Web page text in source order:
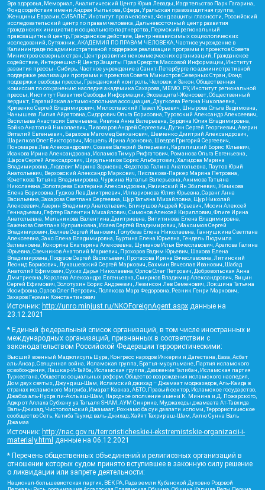
Эра здоровья, Мемориал, Аналитический Центр Юрия Левады, Издательство Парк Гагарина,
Фонд содействия имени Андрея Рылькова, Сфера, Уральская правозащитная группа,
Женщины Евразии, СИБАЛЬТ, Институт прав человека, Фонд защиты гласности, Российский
исследовательский центр по правам человека, Дальневосточный центр развития
гражданских инициатив и социального партнерства, Пермский региональный
правозащитный центр, Гражданское действие, Центр независимых социологических
исследований, Сутяжник, АКАДЕМИЯ ПО ПРАВАМ ЧЕЛОВЕКА, Частное учреждение в
Калининграде по административной поддержке реализации программ и проектов Совета
Министров северных стран, Центр развития некоммерческих организаций, Гражданское
содействие, Интернешнл-Р, Центр Защиты Прав Средств Массовой Информации, Институт
развития прессы - Сибирь, Частное учреждение в Санкт-Петербурге по административной
поддержке реализации программ и проектов Совета Министров Северных Стран, Фонд
поддержки свободы прессы, Гражданский контроль, Человек и Закон, Общественная
комиссия по сохранению наследия академика Сахарова, МЕМО. РУ, Институт региональной
прессы, Институт Развития Свободы Информации, Экозащита!-Женсовет, Общественный
вердикт, Евразийская антимонопольная ассоциация, Дзугкоева Регина Николаевна,
Кривенко Сергей Владимирович, Милославский Павел Юрьевич, Шнырова Ольга Вадимовна,
Чанышева Лилия Айратовна, Сидорович Ольга Борисовна, Туровский Александр Алексеевич,
Васильева Анастасия Евгеньевна, Ривина Анна Валерьевна, Бурдина Юлия Владимировна,
Бойко Анатолий Николаевич, Пивоваров Андрей Сергеевич, Дугин Сергей Георгиевич, Аверин
Виталий Евгеньевич, Барахоев Магомед Бекханович, Шевченко Дмитрий Александрович,
Шарипков Олег Викторович, Мошель Ирина Ароновна, Шведов Григорий Сергеевич,
Пономарев Лев Александрович, Созаев Валерий Валерьевич, Каргалицкий Борис Юльевич,
Исакова Ирина Александровна, Исламов Тимур Рифгатович, Романова Ольга Евгеньевна,
Щаров Сергей Алексадрович, Цирульников Борис Альбертович, Халидова Марина
Владимировна, Людевиг Марина Зариевна, Федотова Галина Анатольевна, Паутов Юрий
Анатольевич, Верховский Александр Маркович, Пислакова-Паркер Марина Петровна,
Кочеткова Татьяна Владимировна, Чуркина Наталья Валерьевна, Акимова Татьяна
Николаевна, Золотарева Екатерина Александровна, Рачинский Ян Збигневич, Жемкова
Елена Борисовна, Гудков Лев Дмитриевич, Илларионова Юлия Юрьевна, Саранг Анна
Васильевна, Захарова Светлана Сергеевна, Щур Татьяна Михайловна, Щур Николай
Алексеевич, Аверин Владимир Анатольевич, Блинушов Андрей Юрьевич, Мосин Алексей
Геннадьевич, Гефтер Валентин Михайлович, Симонов Алексей Кириллович, Флиге Ирина
Анатольевна, Мельникова Валентина Дмитриевна, Вититинова Елена Владимировна,
Баженова Светлана Куприяновна, Исаев Сергей Владимирович, Максимов Сергей
Владимирович, Беляев Сергей Иванович, Голубева Елена Николаевна, Ганнушкина Светлана
Алексеевна, Закс Елена Владимировна, Буртина Елена Юрьевна, Гендель Людмила
Залмановна, Кокорина Екатерина Алексеевна, Шуманов Илья Вячеславович, Арапова Галина
Юрьевна, Свечников Анатолий Мариевич, Прохоров Вадим Юрьевич, Шахова Елена
Владимировна, Подузов Сергей Васильевич, Протасова Ирина Вячеславовна, Литинский
Леонид Борисович, Лукашевский Сергей Маркович, Бахмин Вячеслав Иванович, Шабад
Анатолий Ефимович, Сухих Дарья Николаевна, Орлов Олег Петрович, Добровольская Анна
Дмитриевна, Королева Александра Евгеньевна, Смирнов Владимир Александрович, Вицин
Сергей Ефимович, Золотухин Борис Андреевич, Левинсон Лев Семенович, Локшина Татьяна
Иосифовна, Орлов Олег Петрович, Полякова Мара Федоровна, Резник Генри Маркович,
Захаров Герман Константинович
Источник: http://unro.minjust.ru/NKOForeignAgent.aspx данные на
23.12.2021
* Единый федеральный список организаций, в том числе иностранных и
международных организаций, признанных в соответствии с
законодательством Российской Федерации террористическими:
Высший военный Маджлисуль Шура, Конгресс народов Ичкерии и Дагестана, База, Асбат
аль-Ансар, Священная война, Исламская группа, Братья-мусульмане, Партия исламского
освобождения, Лашкар-И-Тайба, Исламская группа, Движение Талибан, Исламская партия
Туркестана, Общество социальных реформ, Общество возрождения исламского наследия,
Дом двух святых, Джунд аш-Шам, Исламский джихад – Джамаат моджахедов, Аль-Каида в
странах исламского Магриба, Имарат Кавказ, АБТО, Правый сектор, Исламское государство,
Джабха аль-Нусра ли-Ахль аш-Шам, Народное ополчение имени К. Минина и Д. Пожарского,
Аджр от Аллаха Субхану уа Тагьаля SHAM, АУМ Синрике, Муджахеды джамаата Ат-Тавхида
Валь-Джихад, Чистопольский Джамаат, Рохнамо ба суи давлати исломи, Террористическое
сообщество Сеть, Катиба Таухид валь-Джихад, Хайят Тахрир аш-Шам, Ахлю Сунна Валь
Джамаа
Источник: http://nac.gov.ru/terroristicheskie-i-ekstremistskie-organizacii-i-
materialy.html данные на 06.12.2021
* Перечень общественных объединений и религиозных организаций в
отношении которых судом принято вступившее в законную силу решение
о ликвидации или запрете деятельности:
Национал-большевистская партия, ВЕК РА, Рада земли Кубанской Духовно Родовой